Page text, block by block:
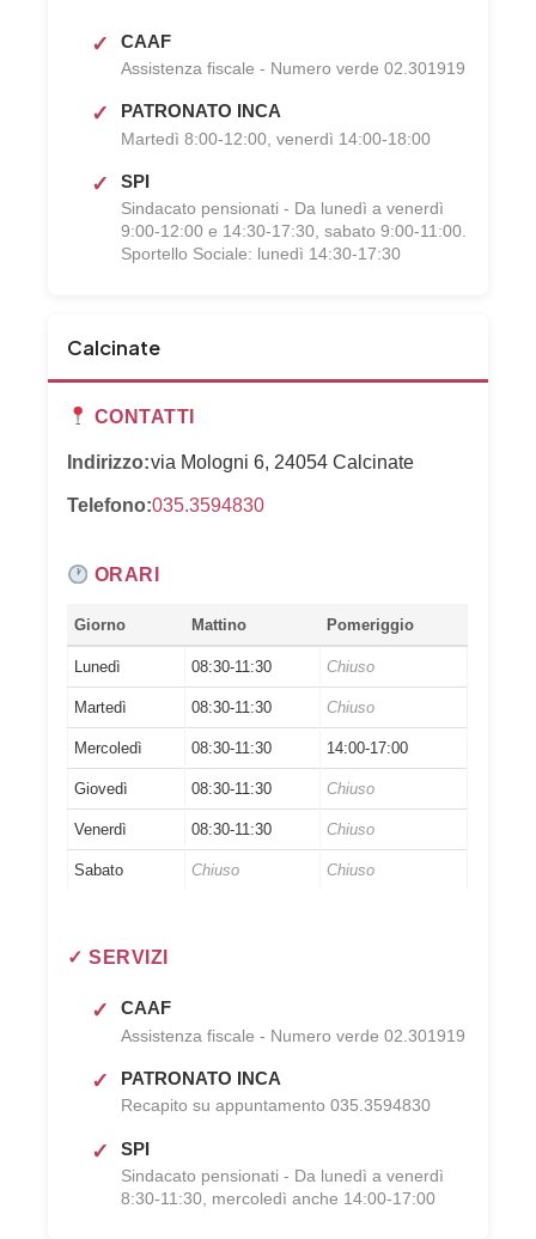
CAAF
Assistenza fiscale - Numero verde 02.301919
PATRONATO INCA
Martedì 8:00-12:00, venerdì 14:00-18:00
SPI
Sindacato pensionati - Da lunedì a venerdì
9:00-12:00 e 14:30-17:30, sabato 9:00-11:00.
Sportello Sociale: lunedì 14:30-17:30
Calcinate
CONTATTI
Indirizzo:via Mologni 6, 24054 Calcinate
Telefono:035.3594830
ORARI
Giorno Mattino Pomeriggio
Lunedì 08:30-11:30 Chiuso
Martedì 08:30-11:30 Chiuso
Mercoledì 08:30-11:30 14:00-17:00
Giovedì 08:30-11:30 Chiuso
Venerdì 08:30-11:30 Chiuso
Sabato Chiuso Chiuso
✓ SERVIZI
CAAF
Assistenza fiscale - Numero verde 02.301919
PATRONATO INCA
Recapito su appuntamento 035.3594830
SPI
Sindacato pensionati - Da lunedì a venerdì
8:30-11:30, mercoledì anche 14:00-17:00